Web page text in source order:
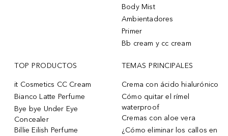
Body Mist
Ambientadores
Primer
Bb cream y cc cream
TOP PRODUCTOS
it Cosmetics CC Cream
Bianco Latte Perfume
Bye bye Under Eye
Concealer
Billie Eilish Perfume
TEMAS PRINCIPALES
Crema con ácido hialurónico
Cómo quitar el rímel
waterproof
Cremas con aloe vera
¿Cómo eliminar los callos en